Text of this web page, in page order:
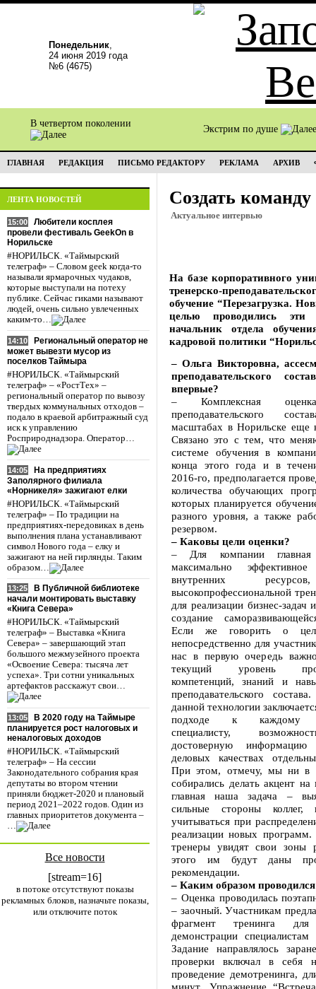
Понедельник,
24 июня 2019 года
№6 (4675)
В четвертом поколении
Экстрим по душе
ГЛАВНАЯ РЕДАКЦИЯ ПИСЬМО РЕДАКТОРУ РЕКЛАМА АРХИВ
ЛЕНТА НОВОСТЕЙ
15:00
Любители косплея
провели фестиваль GeekOn в
Норильске
#НОРИЛЬСК. «Таймырский
телеграф» – Словом geek когда-то
называли ярмарочных чудаков,
которые выступали на потеху
публике. Сейчас гиками называют
людей, очень сильно увлеченных
каким-то…
14:10
Региональный оператор не
может вывезти мусор из
поселков Таймыра
#НОРИЛЬСК. «Таймырский
телеграф» – «РостТех» –
региональный оператор по вывозу
твердых коммунальных отходов –
подало в краевой арбитражный суд
иск к управлению
Росприроднадзора. Оператор…
14:05
На предприятиях
Заполярного филиала
«Норникеля» зажигают елки
#НОРИЛЬСК. «Таймырский
телеграф» – По традиции на
предприятиях-передовиках в день
выполнения плана устанавливают
символ Нового года – елку и
зажигают на ней гирлянды. Таким
образом…
13:25
В Публичной библиотеке
начали монтировать выставку
«Книга Севера»
#НОРИЛЬСК. «Таймырский
телеграф» – Выставка «Книга
Севера» – завершающий этап
большого межмузейного проекта
«Освоение Севера: тысяча лет
успеха». Три сотни уникальных
артефактов расскажут свои…
13:05
В 2020 году на Таймыре
планируется рост налоговых и
неналоговых доходов
#НОРИЛЬСК. «Таймырский
телеграф» – На сессии
Законодательного собрания края
депутаты во втором чтении
приняли бюджет-2020 и плановый
период 2021–2022 годов. Один из
главных приоритетов документа –
…
Все новости
[stream=16]
в потоке отсутствуют показы
рекламных блоков, назначьте показы,
или отключите поток
Создать команду
Актуальное интервью
На базе корпоративного
тренерско-
обучение “Перезагрузка.
целью проводились эти
начальник отдела
кадровой политики
– Ольга Викторовна,
преподавательского
впервые?
– Комплексная
преподавательского
масштабах в Норильске еще
Связано это с тем, что
системе обучения в
конца этого года и в
2016-го, предполагается
количества обучающих
которых планируется
разного уровня, а также
резервом.
– Каковы цели оценки?
– Для компании
максимально эффективное
внутренних
высокопрофессиональной
для реализации бизнес-задач
создание
Если же говорить о
непосредственно для
нас в первую очередь
текущий уровень
компетенций, знаний и
преподавательского
данной технологии
подходе к каждому
специалисту,
достоверную
деловых качествах
При этом, отмечу, мы ни в
собирались делать акцент
главная наша задача –
сильные стороны коллег,
учитываться при
реализации новых программ.
тренеры увидят свои зоны
этого им будут даны
рекомендации.
– Каким образом проводился
– Оценка проводилась
– заочный. Участникам
фрагмент тренинга для
демонстрации
Задание направлялось
проверки включал в себя
проведение демотренинга,
минут. Упражнение